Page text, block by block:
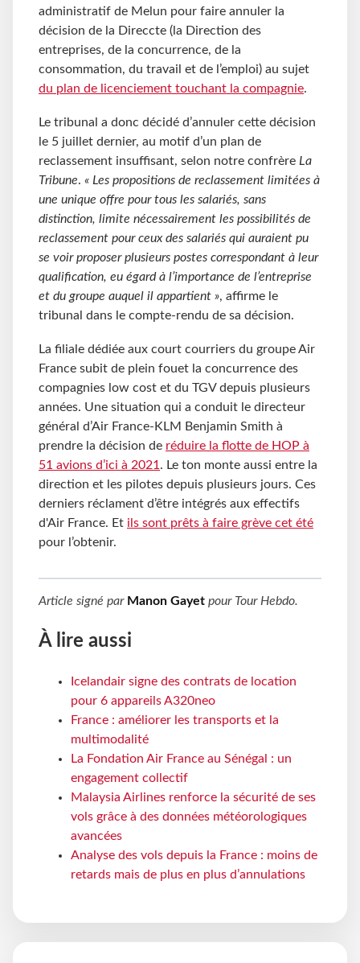
administratif de Melun pour faire annuler la
décision de la Direccte (la Direction des
entreprises, de la concurrence, de la
consommation, du travail et de l’emploi) au sujet
du plan de licenciement touchant la compagnie.
Le tribunal a donc décidé d’annuler cette décision
le 5 juillet dernier, au motif d’un plan de
reclassement insuffisant, selon notre confrère La
Tribune. « Les propositions de reclassement limitées à
une unique offre pour tous les salariés, sans
distinction, limite nécessairement les possibilités de
reclassement pour ceux des salariés qui auraient pu
se voir proposer plusieurs postes correspondant à leur
qualification, eu égard à l’importance de l’entreprise
et du groupe auquel il appartient », affirme le
tribunal dans le compte-rendu de sa décision.
La filiale dédiée aux court courriers du groupe Air
France subit de plein fouet la concurrence des
compagnies low cost et du TGV depuis plusieurs
années. Une situation qui a conduit le directeur
général d’Air France-KLM Benjamin Smith à
prendre la décision de réduire la flotte de HOP à
51 avions d’ici à 2021. Le ton monte aussi entre la
direction et les pilotes depuis plusieurs jours. Ces
derniers réclament d’être intégrés aux effectifs
d'Air France. Et ils sont prêts à faire grève cet été
pour l’obtenir.
Article signé par Manon Gayet pour Tour Hebdo.
À lire aussi
Icelandair signe des contrats de location
pour 6 appareils A320neo
France : améliorer les transports et la
multimodalité
La Fondation Air France au Sénégal : un
engagement collectif
Malaysia Airlines renforce la sécurité de ses
vols grâce à des données météorologiques
avancées
Analyse des vols depuis la France : moins de
retards mais de plus en plus d’annulations